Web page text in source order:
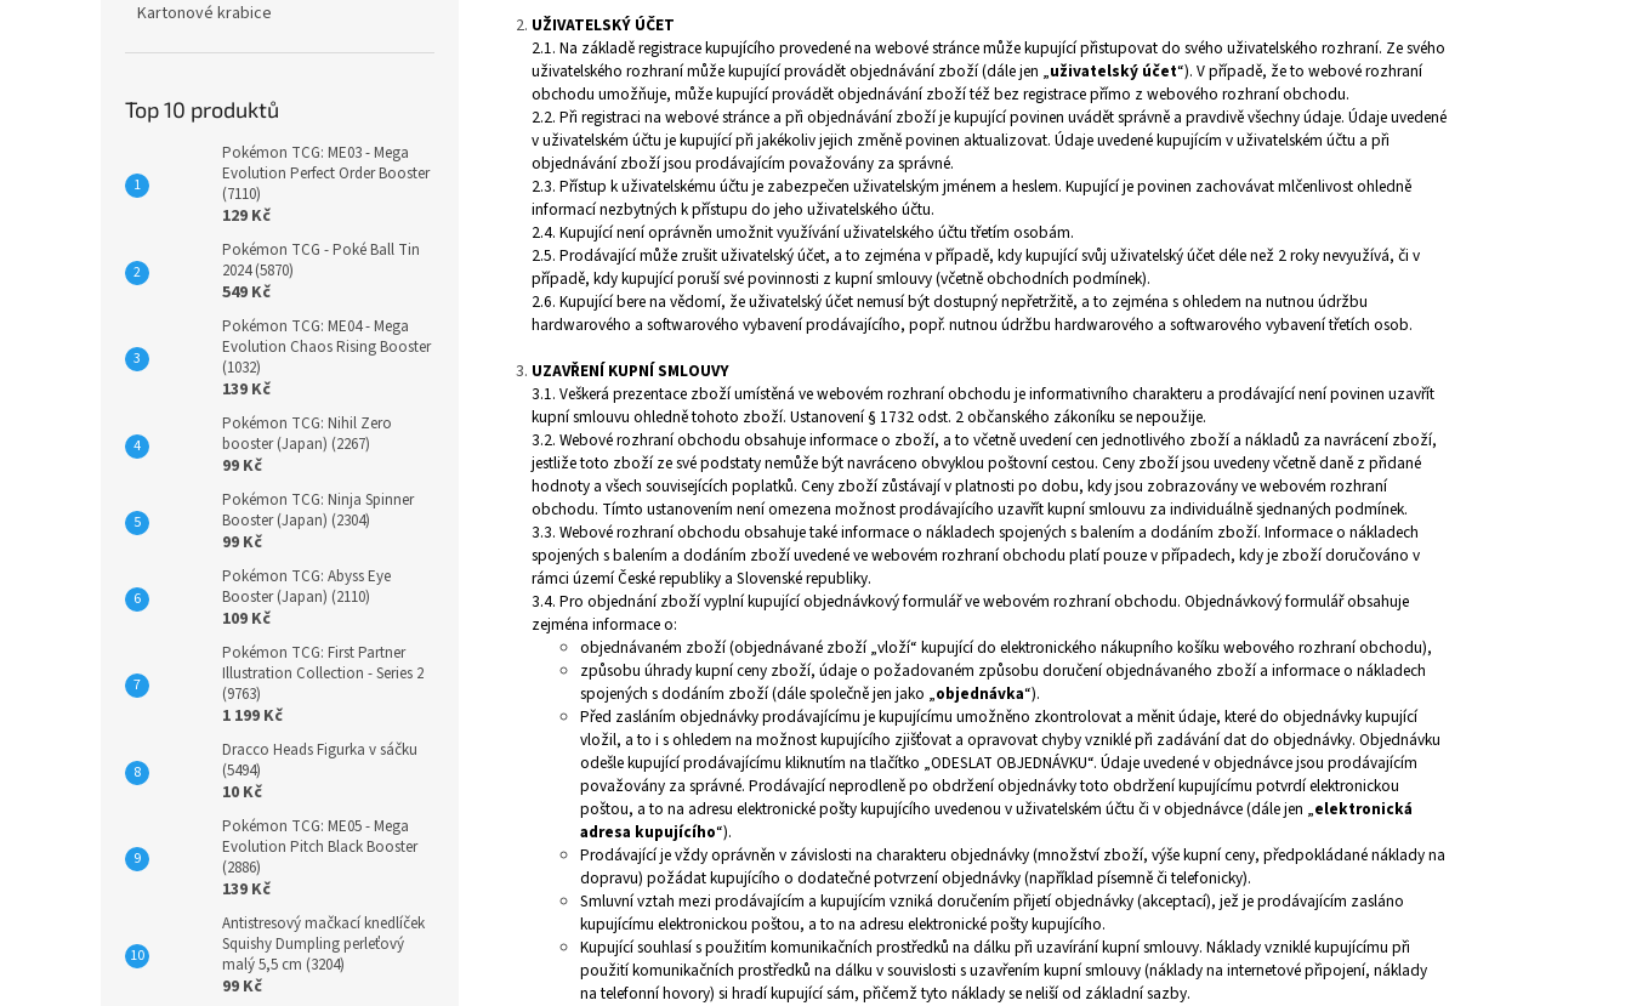
Kartonové krabice
Top 10 produktů
Pokémon TCG: ME03 - Mega
Evolution Perfect Order Booster
(7110)
129 Kč
Pokémon TCG - Poké Ball Tin
2024 (5870)
549 Kč
Pokémon TCG: ME04 - Mega
Evolution Chaos Rising Booster
(1032)
139 Kč
Pokémon TCG: Nihil Zero
booster (Japan) (2267)
99 Kč
Pokémon TCG: Ninja Spinner
Booster (Japan) (2304)
99 Kč
Pokémon TCG: Abyss Eye
Booster (Japan) (2110)
109 Kč
Pokémon TCG: First Partner
Illustration Collection - Series 2
(9763)
1 199 Kč
Dracco Heads Figurka v sáčku
(5494)
10 Kč
Pokémon TCG: ME05 - Mega
Evolution Pitch Black Booster
(2886)
139 Kč
Antistresový mačkací knedlíček
Squishy Dumpling perleťový
malý 5,5 cm (3204)
99 Kč
UŽIVATELSKÝ ÚČET
2.1. Na základě registrace kupujícího provedené na webové stránce může kupující přistupovat do svého uživatelského rozhraní. Ze svého
uživatelského rozhraní může kupující provádět objednávání zboží (dále jen „uživatelský účet“). V případě, že to webové rozhraní
obchodu umožňuje, může kupující provádět objednávání zboží též bez registrace přímo z webového rozhraní obchodu.
2.2. Při registraci na webové stránce a při objednávání zboží je kupující povinen uvádět správně a pravdivě všechny údaje. Údaje uvedené
v uživatelském účtu je kupující při jakékoliv jejich změně povinen aktualizovat. Údaje uvedené kupujícím v uživatelském účtu a při
objednávání zboží jsou prodávajícím považovány za správné.
2.3. Přístup k uživatelskému účtu je zabezpečen uživatelským jménem a heslem. Kupující je povinen zachovávat mlčenlivost ohledně
informací nezbytných k přístupu do jeho uživatelského účtu.
2.4. Kupující není oprávněn umožnit využívání uživatelského účtu třetím osobám.
2.5. Prodávající může zrušit uživatelský účet, a to zejména v případě, kdy kupující svůj uživatelský účet déle než 2 roky nevyužívá, či v
případě, kdy kupující poruší své povinnosti z kupní smlouvy (včetně obchodních podmínek).
2.6. Kupující bere na vědomí, že uživatelský účet nemusí být dostupný nepřetržitě, a to zejména s ohledem na nutnou údržbu
hardwarového a softwarového vybavení prodávajícího, popř. nutnou údržbu hardwarového a softwarového vybavení třetích osob.
UZAVŘENÍ KUPNÍ SMLOUVY
3.1. Veškerá prezentace zboží umístěná ve webovém rozhraní obchodu je informativního charakteru a prodávající není povinen uzavřít
kupní smlouvu ohledně tohoto zboží. Ustanovení § 1732 odst. 2 občanského zákoníku se nepoužije.
3.2. Webové rozhraní obchodu obsahuje informace o zboží, a to včetně uvedení cen jednotlivého zboží a nákladů za navrácení zboží,
jestliže toto zboží ze své podstaty nemůže být navráceno obvyklou poštovní cestou. Ceny zboží jsou uvedeny včetně daně z přidané
hodnoty a všech souvisejících poplatků. Ceny zboží zůstávají v platnosti po dobu, kdy jsou zobrazovány ve webovém rozhraní
obchodu. Tímto ustanovením není omezena možnost prodávajícího uzavřít kupní smlouvu za individuálně sjednaných podmínek.
3.3. Webové rozhraní obchodu obsahuje také informace o nákladech spojených s balením a dodáním zboží. Informace o nákladech
spojených s balením a dodáním zboží uvedené ve webovém rozhraní obchodu platí pouze v případech, kdy je zboží doručováno v
rámci území České republiky a Slovenské republiky.
3.4. Pro objednání zboží vyplní kupující objednávkový formulář ve webovém rozhraní obchodu. Objednávkový formulář obsahuje
zejména informace o:
objednávaném zboží (objednávané zboží „vloží“ kupující do elektronického nákupního košíku webového rozhraní obchodu),
způsobu úhrady kupní ceny zboží, údaje o požadovaném způsobu doručení objednávaného zboží a informace o nákladech
spojených s dodáním zboží (dále společně jen jako „objednávka“).
Před zasláním objednávky prodávajícímu je kupujícímu umožněno zkontrolovat a měnit údaje, které do objednávky kupující
vložil, a to i s ohledem na možnost kupujícího zjišťovat a opravovat chyby vzniklé při zadávání dat do objednávky. Objednávku
odešle kupující prodávajícímu kliknutím na tlačítko „ODESLAT OBJEDNÁVKU“. Údaje uvedené v objednávce jsou prodávajícím
považovány za správné. Prodávající neprodleně po obdržení objednávky toto obdržení kupujícímu potvrdí elektronickou
poštou, a to na adresu elektronické pošty kupujícího uvedenou v uživatelském účtu či v objednávce (dále jen „elektronická
adresa kupujícího“).
Prodávající je vždy oprávněn v závislosti na charakteru objednávky (množství zboží, výše kupní ceny, předpokládané náklady na
dopravu) požádat kupujícího o dodatečné potvrzení objednávky (například písemně či telefonicky).
Smluvní vztah mezi prodávajícím a kupujícím vzniká doručením přijetí objednávky (akceptací), jež je prodávajícím zasláno
kupujícímu elektronickou poštou, a to na adresu elektronické pošty kupujícího.
Kupující souhlasí s použitím komunikačních prostředků na dálku při uzavírání kupní smlouvy. Náklady vzniklé kupujícímu při
použití komunikačních prostředků na dálku v souvislosti s uzavřením kupní smlouvy (náklady na internetové připojení, náklady
na telefonní hovory) si hradí kupující sám, přičemž tyto náklady se neliší od základní sazby.